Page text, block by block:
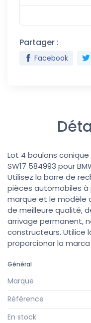
Partager :
Facebook
Lot 4 boulons conique
SW17 584993 pour
Utilisez la barre de
pièces automobiles à
marque et le modèle
de meilleure qualité,
arrivage permanent,
constructeurs. Utilice
proporcionar la
Général
Marque
Référence
En stock